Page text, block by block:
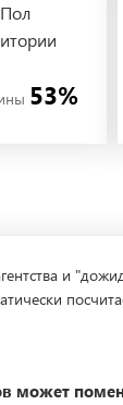
Пол
53%
и
может